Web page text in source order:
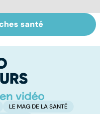
: et si
?
santé
LE MAG DE LA SANTÉ